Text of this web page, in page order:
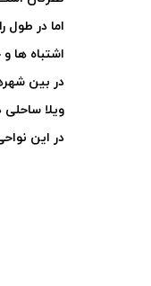
اما در
اشتباه ها
در بین
ویلا
در این